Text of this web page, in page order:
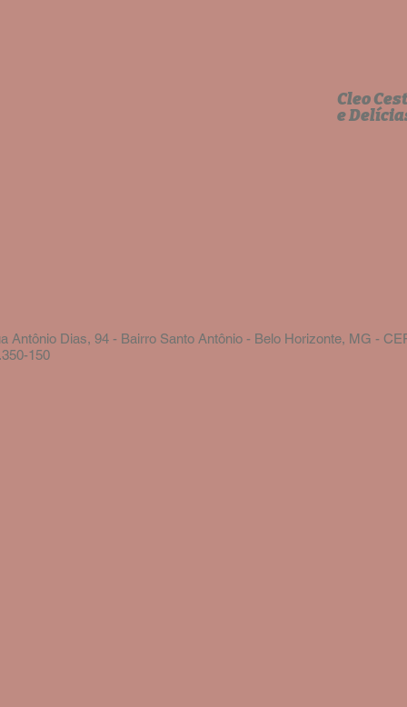
Cleo
e
Antônio Dias, 94 - Bairro Santo Antônio - Belo Horizonte, MG -
150